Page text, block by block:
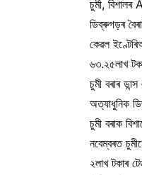
চুমী,
ডিব্ৰুগড়ৰ
কেৱল
৬৩.২৫লাখ
চুমী বৰাৰ
অত্যাধুনিক
চুমী বৰাক
নবেম্বৰত
২লাখ টকাৰ